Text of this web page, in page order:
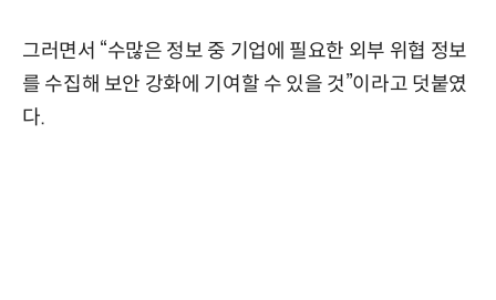
그러면서 “수많은 정보 중 기업에 필요한 외부 위협 정보
를 수집해 보안 강화에 기여할 수 있을 것”이라고 덧붙였
다.